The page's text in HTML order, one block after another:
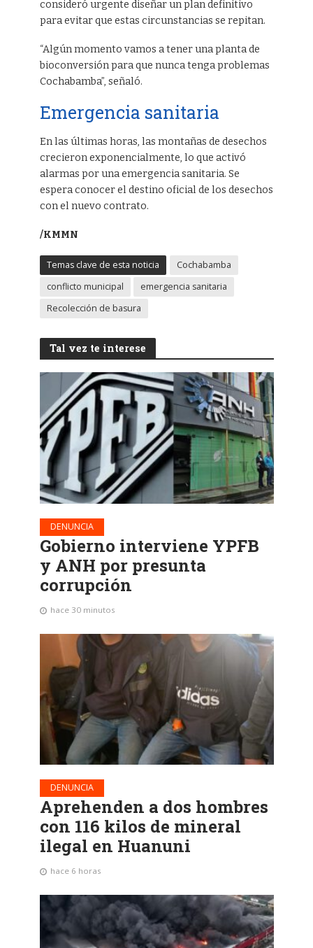
consideró urgente diseñar un plan definitivo
para evitar que estas circunstancias se repitan.
“Algún momento vamos a tener una planta de
bioconversión para que nunca tenga problemas
Cochabamba”, señaló.
Emergencia sanitaria
En las últimas horas, las montañas de desechos
crecieron exponencialmente, lo que activó
alarmas por una emergencia sanitaria. Se
espera conocer el destino oficial de los desechos
con el nuevo contrato.
/KMMN
Temas clave de esta noticia
Cochabamba
conflicto municipal
emergencia sanitaria
Recolección de basura
Tal vez te interese
DENUNCIA
Gobierno interviene YPFB
y ANH por presunta
corrupción
hace 30 minutos
DENUNCIA
Aprehenden a dos hombres
con 116 kilos de mineral
ilegal en Huanuni
hace 6 horas